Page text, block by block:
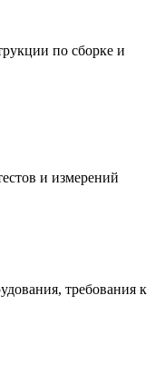
по сборке и
и измерений
требования к